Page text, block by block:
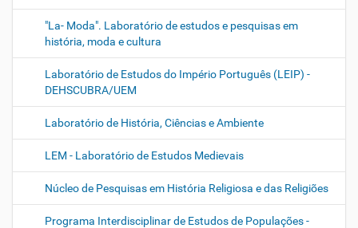
"La- Moda". Laboratório de estudos e pesquisas em
história, moda e cultura
Laboratório de Estudos do Império Português (LEIP) -
DEHSCUBRA/UEM
Laboratório de História, Ciências e Ambiente
LEM - Laboratório de Estudos Medievais
Núcleo de Pesquisas em História Religiosa e das Religiões
Programa Interdisciplinar de Estudos de Populações -